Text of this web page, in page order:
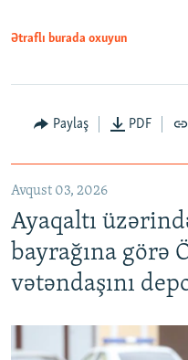
Ətraflı burada oxuyun
Paylaş PDF
Avqust 03, 2026
Ayaqaltı
bayrağına görə
vətəndaşını